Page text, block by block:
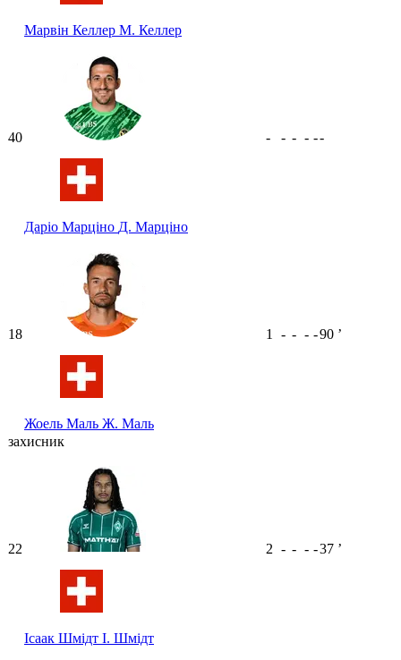
Марвін Келлер М. Келлер
40
Даріо Марціно Д. Марціно
- - - - --
18
Жоель Маль Ж. Маль
1 - - - -90 ʼ
захисник
22
Ісаак Шмідт І. Шмідт
2 - - - -37 ʼ